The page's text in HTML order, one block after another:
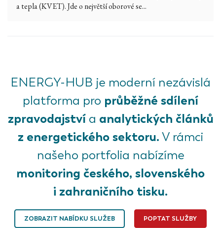
a tepla (KVET). Jde o největší oborové se...
ENERGY-HUB je moderní nezávislá
platforma pro průběžné sdílení
zpravodajstvía analytických článků
z energetického sektoru. V rámci
našeho portfolia nabízíme
monitoring českého, slovenského
i zahraničního tisku.
ZOBRAZIT NABÍDKU SLUŽEB POPTAT SLUŽBY